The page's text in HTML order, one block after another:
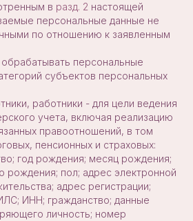
в разд. 2 настоящей
персональные данные не
по отношению к заявленным
персональные
субъектов персональных
работники - для цели ведения
учета, включая реализацию
правоотношений, в том
пенсионных и страховых:
год рождения; месяц рождения;
рождения; пол; адрес электронной
адрес регистрации;
ИНН; гражданство; данные
личность; номер